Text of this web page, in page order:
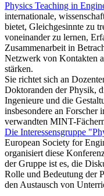
Physics Teaching in
internationale,
bietet, Gleichgesinnte zu
voneinander zu lernen,
Zusammenarbeit in
Netzwerk von Kontakten
stärken.
Sie richtet sich an
Doktoranden der Physik,
Ingenieure und die
insbesondere an Forscher
verwandten MINT-
Die Interessensgruppe
European Society for
organisiert diese
der Gruppe ist es, die
Rolle und Bedeutung der
den Austausch von